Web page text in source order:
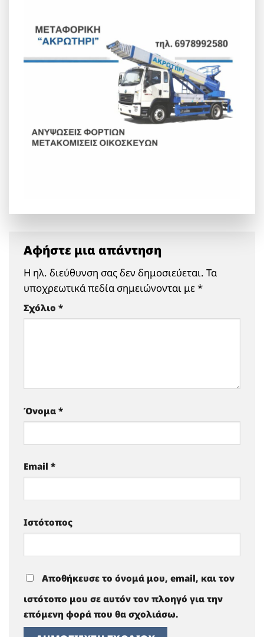
Αφήστε μια απάντηση
Η ηλ. διεύθυνση σας δεν δημοσιεύεται. Τα
υποχρεωτικά πεδία σημειώνονται με*
Σχόλιο *
Όνομα *
Email *
Ιστότοπος
Αποθήκευσε το όνομά μου, email, και τον
ιστότοπο μου σε αυτόν τον πλοηγό για την
επόμενη φορά που θα σχολιάσω.